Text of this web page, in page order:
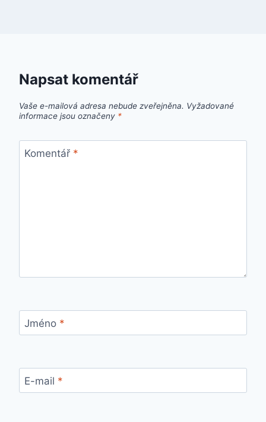
Napsat komentář
Vaše e-mailová adresa nebude zveřejněna. Vyžadované
informace jsou označeny *
Komentář *
Jméno *
E-mail *